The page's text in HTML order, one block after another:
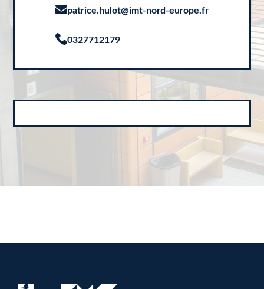
patrice.hulot@imt-nord-europe.fr
0327712179